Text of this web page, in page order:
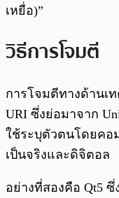
เหยื่อ)”
วิธีการโจมตี
การโจมตีทางด้านเ
URI ซึ่งย่อมาจาก
ใช้ระบุตัวตนโดยคอ
เป็นจริงและดิจิตอล
อย่างที่สองคือ Qt5